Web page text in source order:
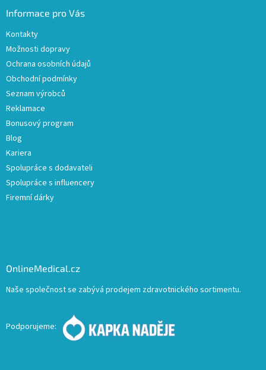
Informace pro Vás
Kontakty
Možnosti dopravy
Ochrana osobních údajů
Obchodní podmínky
Seznam výrobců
Reklamace
Bonusový program
Blog
Kariera
Spolupráce s dodavateli
Spolupráce s influencery
Firemní dárky
OnlineMedical.cz
Naše společnost se zabývá prodejem zdravotnického sortimentu.
Podporujeme: